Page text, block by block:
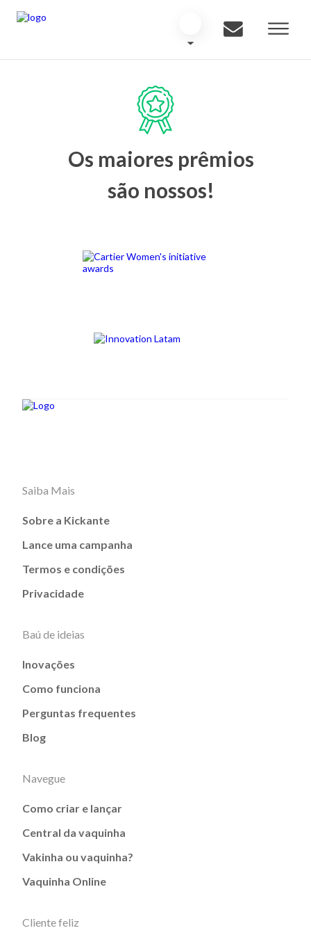
Os maiores prêmios
são nossos!
Saiba Mais
Sobre a Kickante
Lance uma campanha
Termos e condições
Privacidade
Baú de ideias
Inovações
Como funciona
Perguntas frequentes
Blog
Navegue
Como criar e lançar
Central da vaquinha
Vakinha ou vaquinha?
Vaquinha Online
Cliente feliz